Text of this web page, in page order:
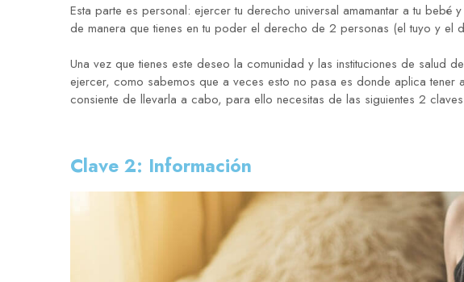
Esta parte es personal: ejercer tu derecho universal amamantar a tu bebé
de manera que tienes en tu poder el derecho de 2 personas (el tuyo y el
Una vez que tienes este deseo la comunidad y las instituciones de salud
ejercer, como sabemos que a veces esto no pasa es donde aplica tener
consiente de llevarla a cabo, para ello necesitas de las siguientes 2
Clave 2: Información